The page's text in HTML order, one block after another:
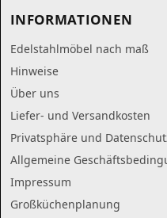
INFORMATIONEN
Edelstahlmöbel nach maß
Hinweise
Über uns
Liefer- und Versandkosten
Privatsphäre und
Allgemeine
Impressum
Großküchenplanung